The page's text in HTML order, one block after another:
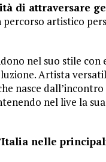
di attraversare
artistico
nel suo stile con
Artista
nasce
nel live la
nelle